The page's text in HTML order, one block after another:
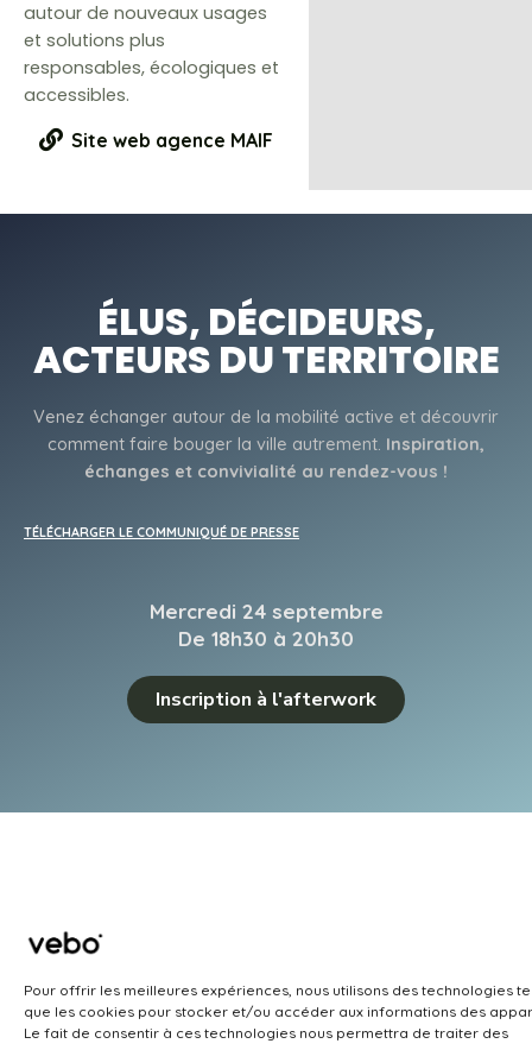
Pour offrir les meilleures expériences, nous utilisons des technologies
que les cookies pour stocker et/ou accéder aux informations des
Le fait de consentir à ces technologies nous permettra de traiter des
autour de nouveaux usages
et solutions plus
responsables, écologiques et
accessibles.
Site web agence MAIF
ÉLUS, DÉCIDEURS,
ACTEURS DU TERRITOIRE
Venez échanger autour de la mobilité active et découvrir
comment faire bouger la ville autrement. Inspiration,
échanges et convivialité au rendez-vous !
TÉLÉCHARGER LE COMMUNIQUÉ DE PRESSE
Mercredi 24 septembre
De 18h30 à 20h30
Inscription à l'afterwork